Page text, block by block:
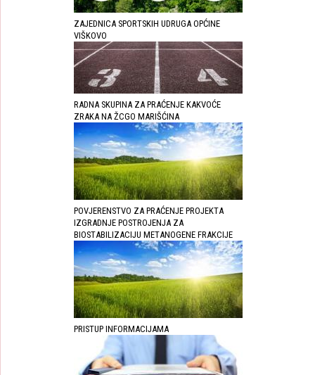
ZAJEDNICA SPORTSKIH UDRUGA OPĆINE
VIŠKOVO
RADNA SKUPINA ZA PRAĆENJE KAKVOĆE
ZRAKA NA ŽCGO MARIŠĆINA
POVJERENSTVO ZA PRAĆENJE PROJEKTA
IZGRADNJE POSTROJENJA ZA
BIOSTABILIZACIJU METANOGENE FRAKCIJE
PRISTUP INFORMACIJAMA